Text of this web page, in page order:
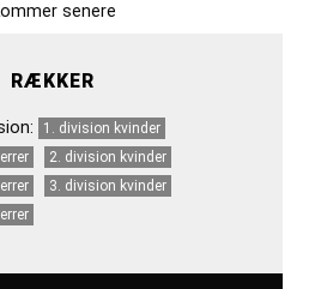
senere
RÆKKER
1. division kvinder
2. division kvinder
3. division kvinder